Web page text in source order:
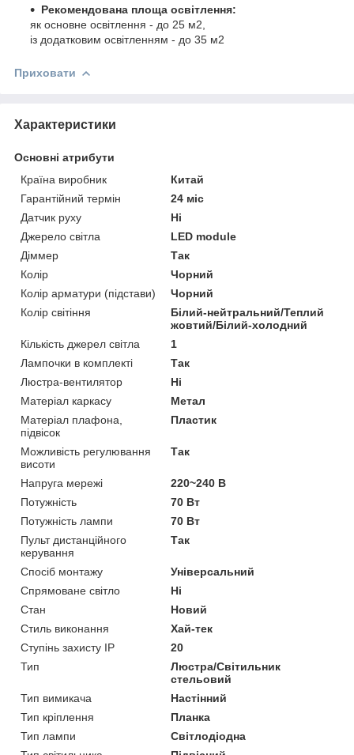
Рекомендована площа освітлення:
як основне освітлення - до 25 м2,
із додатковим освітленням - до 35 м2
Приховати
Характеристики
Основні атрибути
Країна виробник
Китай
Гарантійний термін
24 міс
Датчик руху
Ні
Джерело світла
LED module
Діммер
Так
Колір
Чорний
Колір арматури (підстави)
Чорний
Колір світіння
Білий-нейтральний/Теплий
жовтий/Білий-холодний
Кількість джерел світла
1
Лампочки в комплекті
Так
Люстра-вентилятор
Ні
Матеріал каркасу
Метал
Матеріал плафона,
підвісок
Пластик
Можливість регулювання
висоти
Так
Напруга мережі
220~240 В
Потужність
70 Вт
Потужність лампи
70 Вт
Пульт дистанційного
керування
Так
Спосіб монтажу
Універсальний
Спрямоване світло
Ні
Стан
Новий
Стиль виконання
Хай-тек
Ступінь захисту IP
20
Тип
Люстра/Світильник
стельовий
Тип вимикача
Настінний
Тип кріплення
Планка
Тип лампи
Світлодіодна